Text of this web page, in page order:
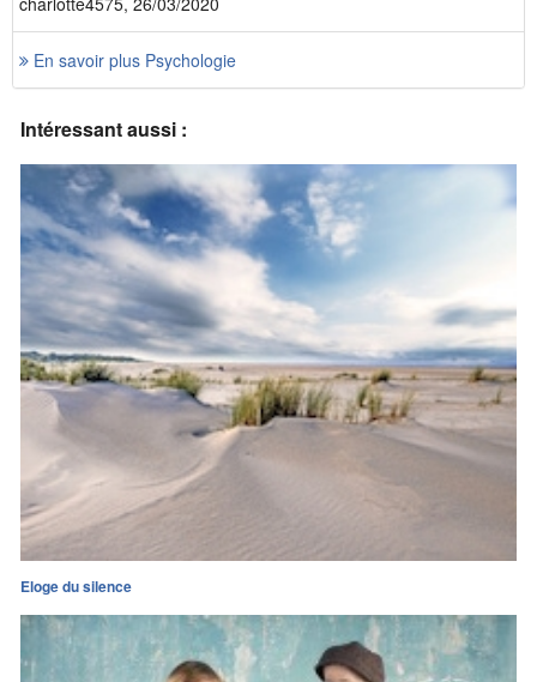
En savoir plus Psychologie
Intéressant aussi :
Eloge du silence